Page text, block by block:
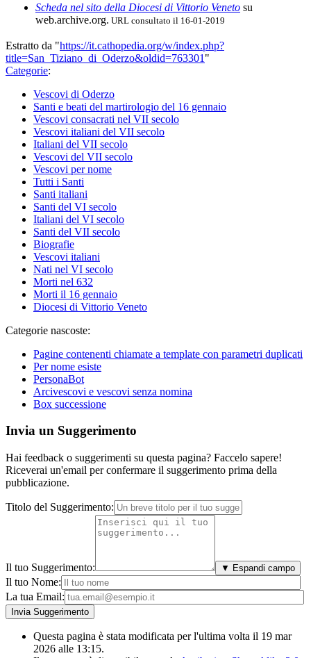
Scheda nel sito della Diocesi di Vittorio Veneto su
web.archive.org. URL consultato il 16-01-2019
Estratto da "https://it.cathopedia.org/w/index.php?
title=San_Tiziano_di_Oderzo&oldid=763301 "
Categorie:
Vescovi di Oderzo
Santi e beati del martirologio del 16 gennaio
Vescovi consacrati nel VII secolo
Vescovi italiani del VII secolo
Italiani del VII secolo
Vescovi del VII secolo
Vescovi per nome
Tutti i Santi
Santi italiani
Santi del VI secolo
Italiani del VI secolo
Santi del VII secolo
Biografie
Vescovi italiani
Nati nel VI secolo
Morti nel 632
Morti il 16 gennaio
Diocesi di Vittorio Veneto
Categorie nascoste:
Pagine contenenti chiamate a template con parametri duplicati
Per nome esiste
PersonaBot
Arcivescovi e vescovi senza nomina
Box successione
Invia un Suggerimento
Hai feedback o suggerimenti su questa pagina? Faccelo sapere!
Riceverai un'email per confermare il suggerimento prima della
pubblicazione.
Titolo del Suggerimento:
Il tuo Suggerimento: ▼ Espandi campo
Il tuo Nome:
La tua Email:
Questa pagina è stata modificata per l'ultima volta il 19 mar
2026 alle 13:15.